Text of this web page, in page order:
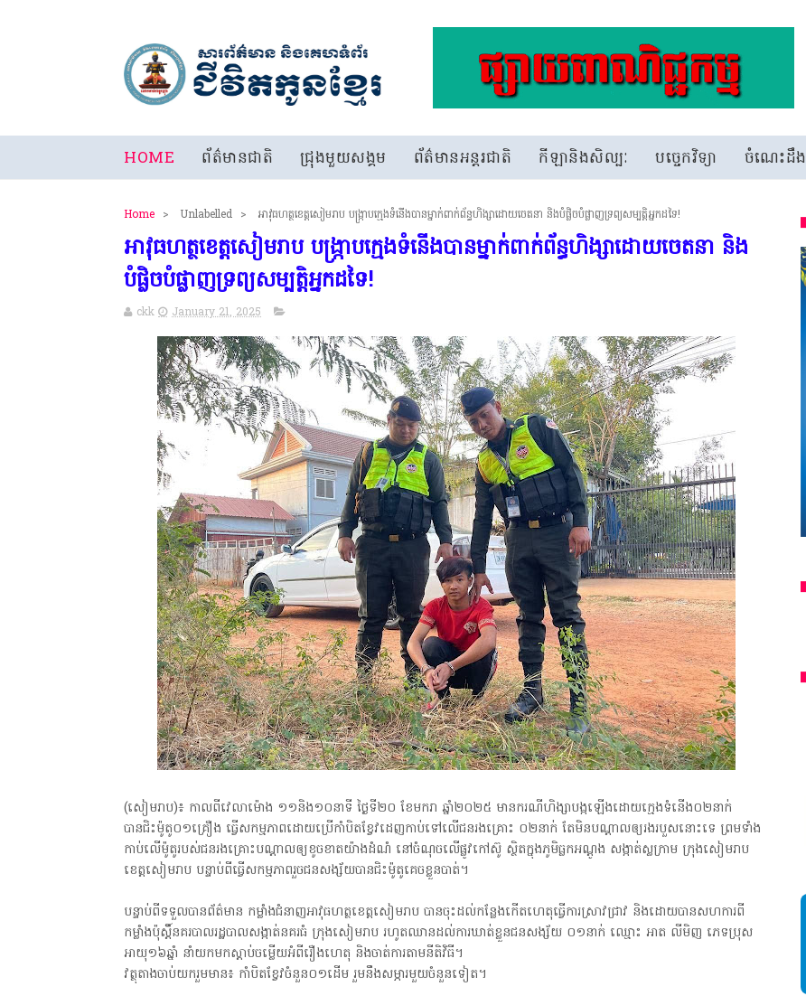
HOME ព័ត៌មានជាតិ ជ្រុងមួយសង្គម ព័ត៌មានអន្តរជាតិ កីឡានិងសិល្បៈ បច្ចេកវិទ្យា ចំណេះដឹង
Home > Unlabelled > អាវុធហត្ថខេត្តសៀមរាប បង្រ្កាបក្មេងទំនើងបានម្នាក់ពាក់ព័ន្ធហិង្សាដោយចេតនា និងបំផ្លិចបំផ្លាញទ្រព្យសម្បត្តិអ្នកដទៃ!
អាវុធហត្ថខេត្តសៀមរាប បង្រ្កាបក្មេងទំនើងបានម្នាក់ពាក់ព័ន្ធហិង្សាដោយចេតនា និង
បំផ្លិចបំផ្លាញទ្រព្យសម្បត្តិអ្នកដទៃ!
ckk January 21, 2025
(សៀមរាប)៖ កាលពីវេលាម៉ោង ១១និង១០នាទី ថ្ងៃទី២០ ខែមករា ឆ្នាំ២០២៥ មានករណីហិង្សាបង្កឡើងដោយក្មេងទំនើង០២នាក់
បានជិះម៉ូតូ០១គ្រឿង ធ្វើសកម្មភាពដោយប្រើកាំបិតខ្វែវដេញកាប់ទៅលើជនរងគ្រោះ ០២នាក់ តែមិនបណ្តាលឲ្យរងរបួសនោះទេ ព្រមទាំង
កាប់លើម៉ូតូរបស់ជនរងគ្រោះបណ្តាលឲ្យខូចខាតយ៉ាងដំណំ នៅចំណុចលើផ្លូវកៅស៊ូ ស្ថិតក្នុងភូមិធ្លកអណ្ដូង សង្កាត់ស្លក្រាម ក្រុងសៀមរាប
ខេត្តសៀមរាប បន្ទាប់ពីធ្វើសកម្មភាពរួចជនសង្ស័យបានជិះម៉ូតូគេចខ្លួនបាត់។
បន្ទាប់ពីទទួលបានព័ត៌មាន កម្លាំងជំនាញអាវុធហត្ថខេត្តសៀមរាប បានចុះដល់កន្លែងកើតហេតុធ្វើការស្រាវជ្រាវ និងដោយបានសហការពី
កម្លាំងប៉ុស្តិ៍នគរបាលរដ្ឋបាលសង្កាត់នគរធំ ក្រុងសៀមរាប រហូតឈានដល់ការឃាត់ខ្លួនជនសង្ស័យ ០១នាក់ ឈ្មោះ អាត លីមិញ ភេទប្រុស
អាយុ១៦ឆ្នាំ នាំយកមកស្តាប់ចម្លើយអំពីរឿងហេតុ និងចាត់ការតាមនីតិវិធី។
វត្ថុតាងចាប់យករួមមាន៖ កាំបិតខ្វែវចំនួន០១ដើម រួមនឹងសម្ភារមួយចំនួនទៀត។